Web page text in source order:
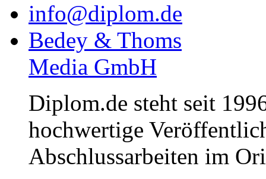
info@diplom.de
Bedey & Thoms
Media GmbH
Diplom.de steht seit
hochwertige
Abschlussarbeiten im